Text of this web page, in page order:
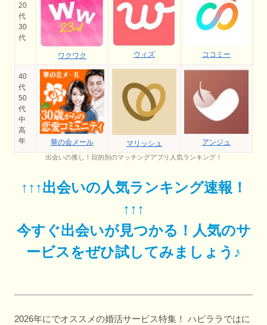
20
代
30
代
ワクワク ウィズ ココミー
40
代
50
代
中
高
年
華の会メール マリッシュ アンジュ
出会いの推し！目的別のマッチングアプリ人気ランキング！
↑↑↑出会いの人気ランキング速報！
↑↑↑
今すぐ出会いが見つかる！人気のサ
ービスをぜひ試してみましょう♪
2026年にでオススメの婚活サービス特集！ ハピララではに